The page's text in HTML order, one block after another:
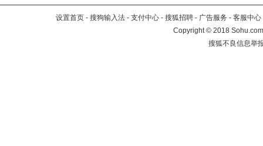
设置首页 - 搜狗输入法 - 支付中心 - 搜狐招聘 - 广告服务 - 客服中心
Copyright©2018
搜狐不良信息举